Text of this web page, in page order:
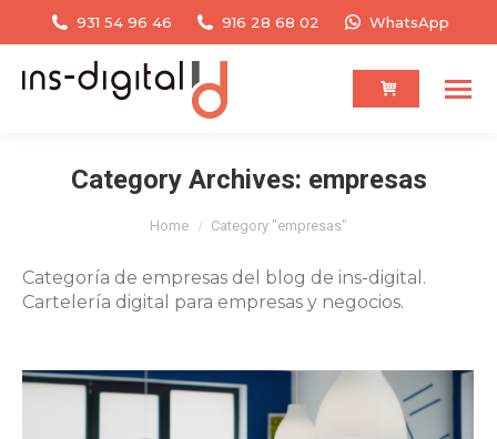
931 54 96 46 916 28 68 02 WhatsApp
Category Archives: empresas
Home Category "empresas"
Categoría de empresas del blog de ins-digital.
Cartelería digital para empresas y negocios.